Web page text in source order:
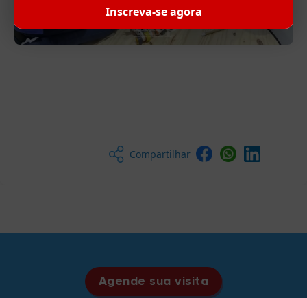
Compartilhar
Agende sua visita
Inscreva-se agora